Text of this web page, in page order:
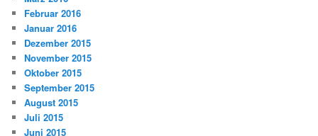
Februar 2016
Januar 2016
Dezember 2015
November 2015
Oktober 2015
September 2015
August 2015
Juli 2015
Juni 2015